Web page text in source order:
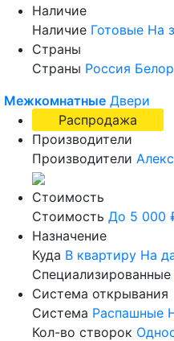
Наличие
Наличие Готовые На
Страны
Страны Россия
Межкомнатные Двери
Распродажа
Производители
Производители
Стоимость
Стоимость До 5 000
Назначение
Куда В квартиру На
Специализированные
Система открывания
Система Распашные
Кол-во створок